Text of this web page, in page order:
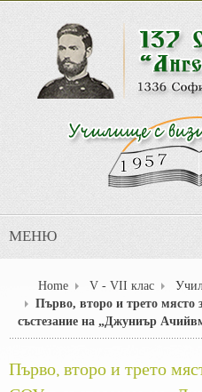
МЕНЮ
Home V - VII клас
Първо, второ и трето място
състезание на „Джуниър
Първо, второ и трето